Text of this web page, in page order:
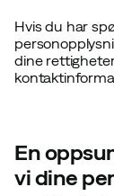
Hvis du har
dine
En
vi dine